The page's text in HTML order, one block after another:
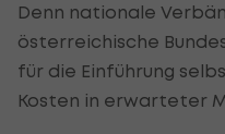
Denn nationale
österreichische
für die Einführung
Kosten in erwarteter